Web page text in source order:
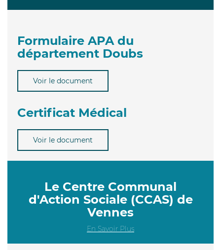
Formulaire APA du
département Doubs
Voir le document
Certificat Médical
Voir le document
Le Centre Communal
d'Action Sociale (CCAS) de
Vennes
En Savoir Plus